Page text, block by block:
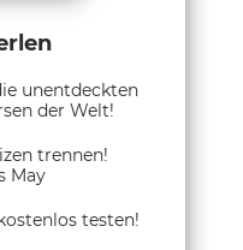
unentdeckten
der Welt!
trennen!
May
testen!